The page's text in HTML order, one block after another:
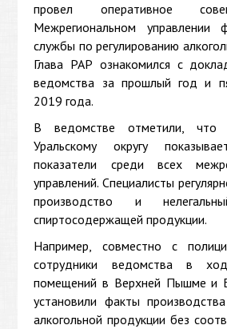
провел оперативное
Межрегиональном управлении
службы по регулированию
Глава РАР ознакомился с
ведомства за прошлый год и
2019 года.
В ведомстве отметили, что
Уральскому округу
показатели среди всех
управлений. Специалисты
производство и
спиртосодержащей продукции.
Например, совместно с
сотрудники ведомства в
помещений в Верхней Пышме и
установили факты
алкогольной продукции без